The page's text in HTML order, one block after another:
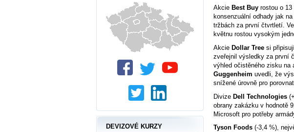
Akcie Best Buy rostou o 13
konsenzuální odhady jak
tržbách za první čtvrtletí.
květnu rostou vysokým
Akcie Dollar Tree si
zveřejnil výsledky za první
výhled očistěného zisku na
Guggenheim uvedli, že
snížené úrovně pro
Divize Dell Technologies
obrany zakázku v hodnotě
Microsoft pro potřeby
Tyson Foods (-3,4 %),
DEVIZOVÉ KURZY